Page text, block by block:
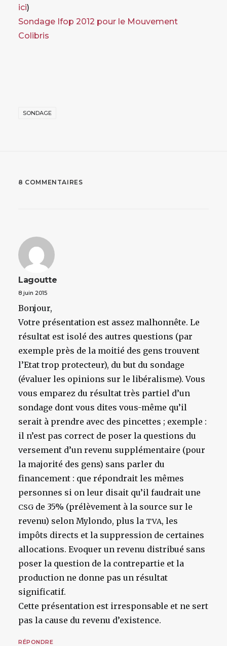
ici)
Sondage Ifop 2012 pour le Mouvement
Colibris
SONDAGE
8 COMMENTAIRES
Lagoutte
8 juin 2015
Bonjour,
Votre présentation est assez malhonnête. Le
résultat est isolé des autres questions (par
exemple près de la moitié des gens trouvent
l’Etat trop protecteur), du but du sondage
(évaluer les opinions sur le libéralisme). Vous
vous emparez du résultat très partiel d’un
sondage dont vous dites vous-même qu’il
serait à prendre avec des pincettes ; exemple :
il n’est pas correct de poser la questions du
versement d’un revenu supplémentaire (pour
la majorité des gens) sans parler du
financement : que répondrait les mêmes
personnes si on leur disait qu’il faudrait une
CSG de 35% (prélèvement à la source sur le
revenu) selon Mylondo, plus la TVA, les
impôts directs et la suppression de certaines
allocations. Evoquer un revenu distribué sans
poser la question de la contrepartie et la
production ne donne pas un résultat
significatif.
Cette présentation est irresponsable et ne sert
pas la cause du revenu d’existence.
RÉPONDRE